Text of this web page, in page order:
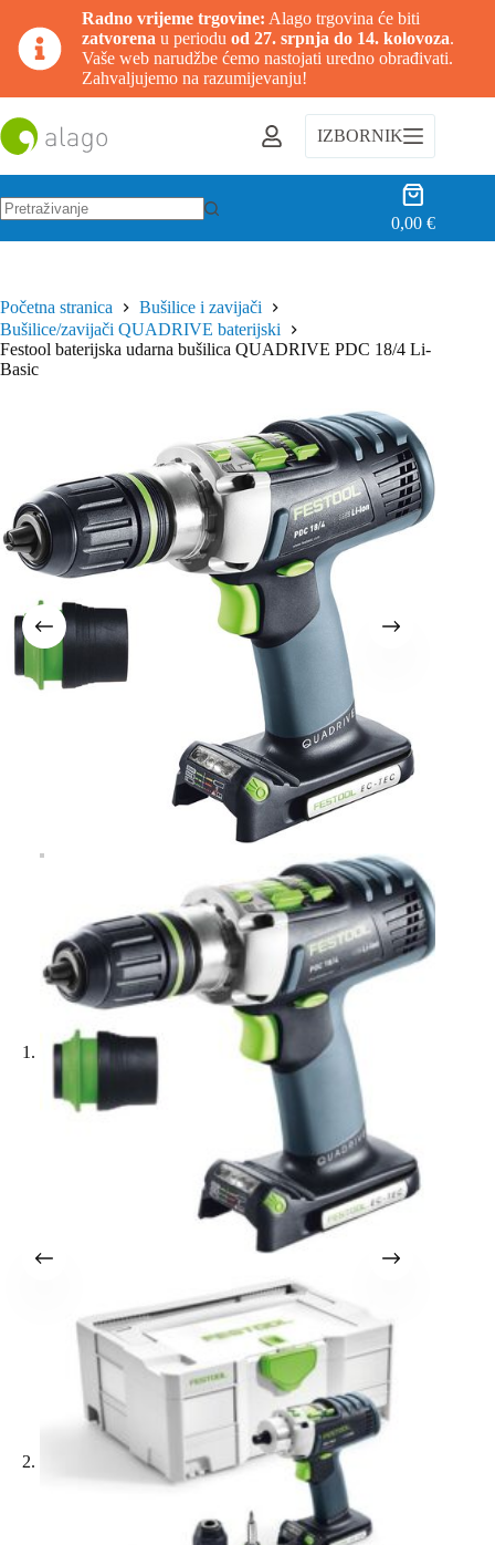
Radno vrijeme trgovine: Alago trgovina će biti
zatvorena u periodu od 27. srpnja do 14. kolovoza.
Vaše web narudžbe ćemo nastojati uredno obrađivati.
Zahvaljujemo na razumijevanju!
na
sadržaj
IZBORNIK
Košarica
0,00€
Početna stranica
Bušilice i zavijači
Bušilice/zavijači QUADRIVE baterijski
Festool baterijska udarna bušilica QUADRIVE PDC 18/4 Li-
Basic